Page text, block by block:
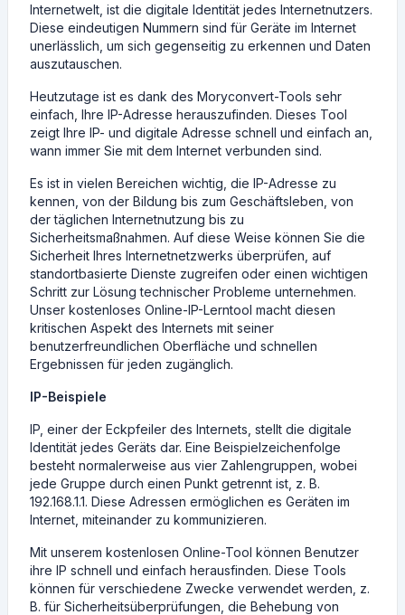
Internetwelt, ist die digitale Identität jedes Internetnutzers.
Diese eindeutigen Nummern sind für Geräte im Internet
unerlässlich, um sich gegenseitig zu erkennen und Daten
auszutauschen.
Heutzutage ist es dank des Moryconvert-Tools sehr
einfach, Ihre IP-Adresse herauszufinden. Dieses Tool
zeigt Ihre IP- und digitale Adresse schnell und einfach an,
wann immer Sie mit dem Internet verbunden sind.
Es ist in vielen Bereichen wichtig, die IP-Adresse zu
kennen, von der Bildung bis zum Geschäftsleben, von
der täglichen Internetnutzung bis zu
Sicherheitsmaßnahmen. Auf diese Weise können Sie die
Sicherheit Ihres Internetnetzwerks überprüfen, auf
standortbasierte Dienste zugreifen oder einen wichtigen
Schritt zur Lösung technischer Probleme unternehmen.
Unser kostenloses Online-IP-Lerntool macht diesen
kritischen Aspekt des Internets mit seiner
benutzerfreundlichen Oberfläche und schnellen
Ergebnissen für jeden zugänglich.
IP-Beispiele
IP, einer der Eckpfeiler des Internets, stellt die digitale
Identität jedes Geräts dar. Eine Beispielzeichenfolge
besteht normalerweise aus vier Zahlengruppen, wobei
jede Gruppe durch einen Punkt getrennt ist, z. B.
192.168.1.1. Diese Adressen ermöglichen es Geräten im
Internet, miteinander zu kommunizieren.
Mit unserem kostenlosen Online-Tool können Benutzer
ihre IP schnell und einfach herausfinden. Diese Tools
können für verschiedene Zwecke verwendet werden, z.
B. für Sicherheitsüberprüfungen, die Behebung von